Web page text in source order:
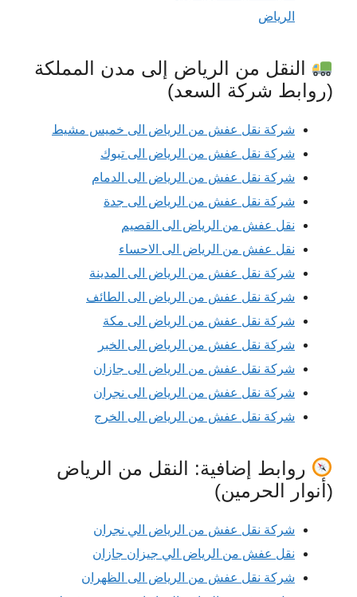
الرياض
النقل من الرياض إلى مدن المملكة
(روابط شركة السعد)
شركة نقل عفش من الرياض الى خميس مشيط
شركة نقل عفش من الرياض الى تبوك
شركة نقل عفش من الرياض الى الدمام
شركة نقل عفش من الرياض الى جدة
نقل عفش من الرياض الى القصيم
نقل عفش من الرياض الى الاحساء
شركة نقل عفش من الرياض الى المدينة
شركة نقل عفش من الرياض الى الطائف
شركة نقل عفش من الرياض الى مكة
شركة نقل عفش من الرياض الى الخبر
شركة نقل عفش من الرياض الى جازان
شركة نقل عفش من الرياض الى نجران
شركة نقل عفش من الرياض الى الخرج
روابط إضافية: النقل من الرياض
(أنوار الحرمين)
شركة نقل عفش من الرياض الي نجران
نقل عفش من الرياض الي جيزان جازان
شركة نقل عفش من الرياض الى الظهران